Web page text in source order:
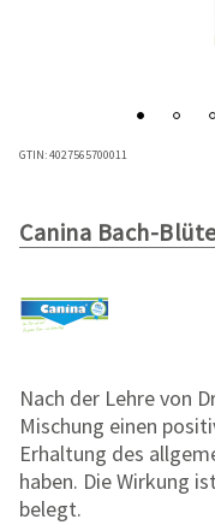
GTIN:4027565700011
Canina Bach-
Nach der Lehre von
Mischung einen
Erhaltung des
haben. Die Wirkung
belegt.